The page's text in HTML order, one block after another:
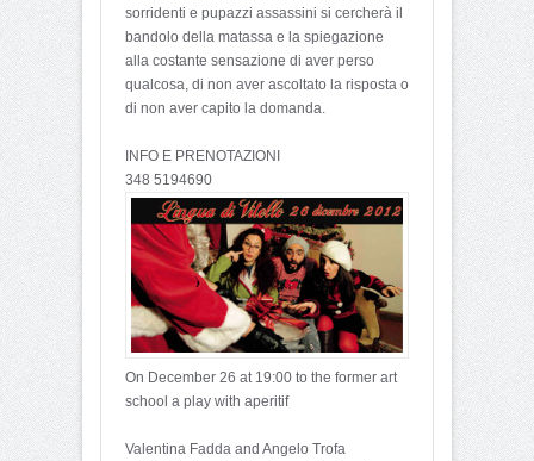
sorridenti e pupazzi assassini si cercherà il
bandolo della matassa e la spiegazione
alla costante sensazione di aver perso
qualcosa, di non aver ascoltato la risposta o
di non aver capito la domanda.
INFO E PRENOTAZIONI
348 5194690
On December 26 at 19:00 to the former art
school a play with aperitif
Valentina Fadda and Angelo Trofa